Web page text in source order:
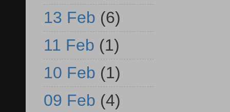
13 Feb (6)
11 Feb (1)
10 Feb (1)
09 Feb (4)